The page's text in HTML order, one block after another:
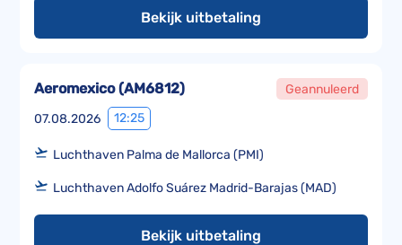
Bekijk uitbetaling
07.08.2026 12:25
Aeromexico(AM6812) Geannuleerd
Luchthaven Palma de Mallorca (PMI)
Luchthaven Adolfo Suárez Madrid-Barajas (MAD)
Bekijk uitbetaling